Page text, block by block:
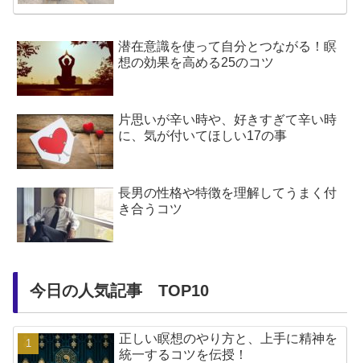
潜在意識を使って自分とつながる！瞑
想の効果を高める25のコツ
片思いが辛い時や、好きすぎて辛い時
に、気が付いてほしい17の事
長男の性格や特徴を理解してうまく付
き合うコツ
今日の人気記事 TOP10
正しい瞑想のやり方と、上手に精神を
統一するコツを伝授！